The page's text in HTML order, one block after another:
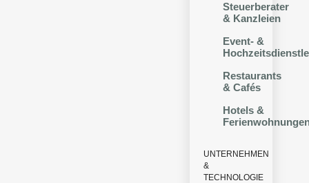
Steuerberater
& Kanzleien
Event- &
Restaurants
& Cafés
Hotels &
UNTERNEHMEN
&
TECHNOLOGIE